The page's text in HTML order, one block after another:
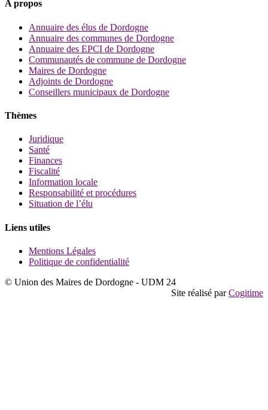
A propos
Annuaire des élus de Dordogne
Annuaire des communes de Dordogne
Annuaire des EPCI de Dordogne
Communautés de commune de Dordogne
Maires de Dordogne
Adjoints de Dordogne
Conseillers municipaux de Dordogne
Thèmes
Juridique
Santé
Finances
Fiscalité
Information locale
Responsabilité et procédures
Situation de l’élu
Liens utiles
Mentions Légales
Politique de confidentialité
© Union des Maires de Dordogne - UDM 24
Site réalisé parCogitime